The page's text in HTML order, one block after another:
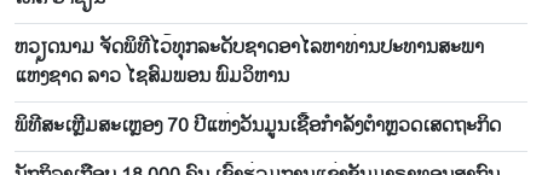
ຫວຽດນາມ ຈັດພິທີໄວ້ທຸກລະດັບຊາດອາໄລຫາທ່ານປະທານສະພາ
ແຫ່ງຊາດ ລາວ ໄຊສົມພອນ ພົມວິຫານ
ພິທີສະເຫຼີມສະເຫຼອງ 70 ປີແຫ່ງວັນມູນເຊື້ອກຳລັງຕຳຫຼວດເສດຖະກິດ